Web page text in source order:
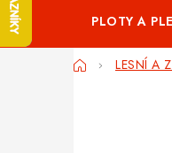
PLOTY A
DomůLESNÍ A